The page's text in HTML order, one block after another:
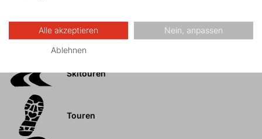
Eisklettern
Skitouren
Touren
Alle akzeptieren Nein, anpassen
Ablehnen